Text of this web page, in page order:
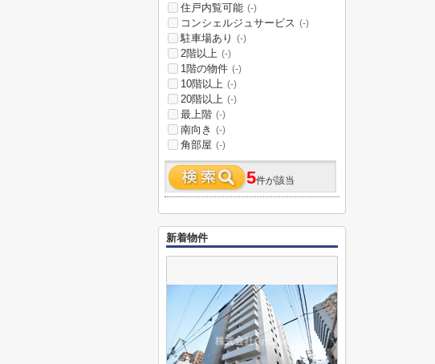
住戸内覧可能 (-)
コンシェルジュサービス (-)
駐車場あり (-)
2階以上 (-)
1階の物件 (-)
10階以上 (-)
20階以上 (-)
最上階 (-)
南向き (-)
角部屋 (-)
5件が該当
新着物件